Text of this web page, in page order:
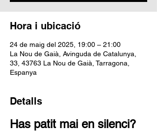
Hora i ubicació
24 de maig del 2025, 19:00 – 21:00
La Nou de Gaià, Avinguda de Catalunya,
33, 43763 La Nou de Gaià, Tarragona,
Espanya
Detalls
Has patit mai en silenci?